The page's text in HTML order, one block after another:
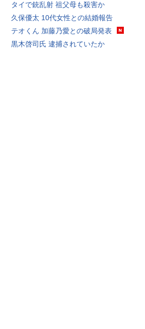
タイで銃乱射 祖父母も殺害か
久保優太 10代女性との結婚報告
テオくん 加藤乃愛との破局発表
黒木啓司氏 逮捕されていたか